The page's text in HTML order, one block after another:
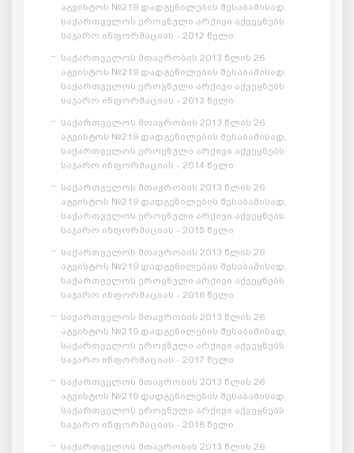
აგვისტოს №219 დადგენილების შესაბამისად,
საქართველოს ეროვნული არქივი აქვეყნებს
საჯარო ინფორმაციას - 2012 წელი
საქართველოს მთავრობის 2013 წლის 26
აგვისტოს №219 დადგენილების შესაბამისად,
საქართველოს ეროვნული არქივი აქვეყნებს
საჯარო ინფორმაციას - 2013 წელი
საქართველოს მთავრობის 2013 წლის 26
აგვისტოს №219 დადგენილების შესაბამისად,
საქართველოს ეროვნული არქივი აქვეყნებს
საჯარო ინფორმაციას - 2014 წელი
საქართველოს მთავრობის 2013 წლის 26
აგვისტოს №219 დადგენილების შესაბამისად,
საქართველოს ეროვნული არქივი აქვეყნებს
საჯარო ინფორმაციას - 2015 წელი
საქართველოს მთავრობის 2013 წლის 26
აგვისტოს №219 დადგენილების შესაბამისად,
საქართველოს ეროვნული არქივი აქვეყნებს
საჯარო ინფორმაციას - 2016 წელი
საქართველოს მთავრობის 2013 წლის 26
აგვისტოს №219 დადგენილების შესაბამისად,
საქართველოს ეროვნული არქივი აქვეყნებს
საჯარო ინფორმაციას - 2017 წელი
საქართველოს მთავრობის 2013 წლის 26
აგვისტოს №219 დადგენილების შესაბამისად,
საქართველოს ეროვნული არქივი აქვეყნებს
საჯარო ინფორმაციას - 2018 წელი
საქართველოს მთავრობის 2013 წლის 26